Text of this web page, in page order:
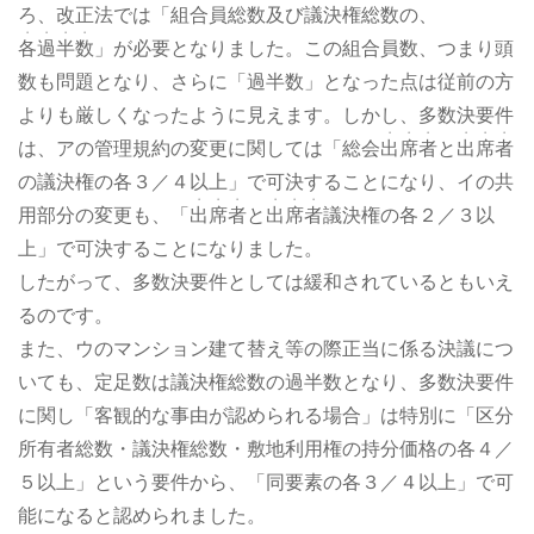
ろ、改正法では「組合員総数及び議決権総数の、
各過半数
・・・・
」が必要となりました。この組合員数、つまり頭
数も問題となり、さらに「過半数」となった点は従前の方
よりも厳しくなったように見えます。しかし、多数決要件
は、アの管理規約の変更に関しては「総会出席者
・・・
と 出席者
・・・
の議決権の各３／４以上」で可決することになり、イの共
用部分の変更も、「 出席者
・・・
と 出席者
・・・
議決権の各２／３以
上」で可決することになりました。
したがって、多数決要件としては緩和されているともいえ
るのです。
また、ウのマンション建て替え等の際正当に係る決議につ
いても、定足数は議決権総数の過半数となり、多数決要件
に関し「客観的な事由が認められる場合」は特別に「区分
所有者総数・議決権総数・敷地利用権の持分価格の各４／
５以上」という要件から、「同要素の各３／４以上」で可
能になると認められました。